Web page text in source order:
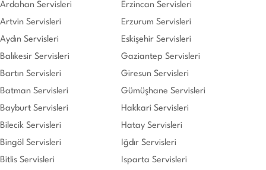
Ardahan Servisleri
Artvin Servisleri
Aydın Servisleri
Balıkesir Servisleri
Bartın Servisleri
Batman Servisleri
Bayburt Servisleri
Bilecik Servisleri
Bingöl Servisleri
Bitlis Servisleri
Erzincan Servisleri
Erzurum Servisleri
Eskişehir Servisleri
Gaziantep Servisleri
Giresun Servisleri
Gümüşhane Servisleri
Hakkari Servisleri
Hatay Servisleri
Iğdır Servisleri
Isparta Servisleri